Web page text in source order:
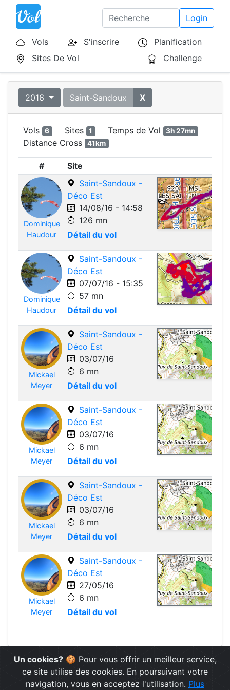
Login
Vols S'inscrire
Planification
Sites De Vol
Challenge
2016 Saint-Sandoux X
Vols 6 Sites 1 Temps de Vol 3h 27mn
Distance Cross 41km
# Site
Dominique
Haudour
Saint-Sandoux -
Déco Est
14/08/16 - 14:58
126 mn
Détail du vol
Dominique
Haudour
Saint-Sandoux -
Déco Est
07/07/16 - 15:35
57 mn
Détail du vol
Mickael
Meyer
Saint-Sandoux -
Déco Est
03/07/16
6 mn
Détail du vol
Mickael
Meyer
Saint-Sandoux -
Déco Est
03/07/16
6 mn
Détail du vol
Mickael
Meyer
Saint-Sandoux -
Déco Est
03/07/16
6 mn
Détail du vol
Mickael
Meyer
Saint-Sandoux -
Déco Est
27/05/16
6 mn
Détail du vol
© 2019 - 2026 - journaldevol.com - Data Provided as
Un cookies?🍪 Pour vous offrir un meilleur service,
ce site utilise des cookies. En poursuivant votre
navigation, vous en acceptez l'utilisation. Plus